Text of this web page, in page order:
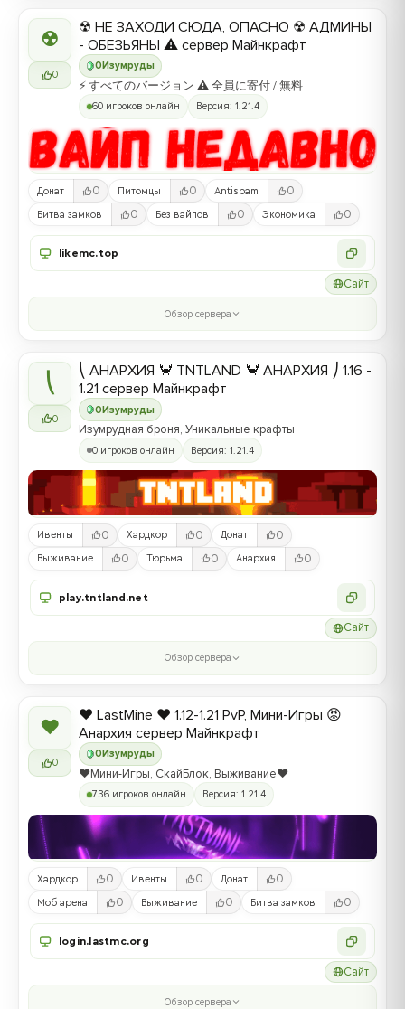
☢
0
0 Изумруды
☢ НЕ ЗАХОДИ СЮДА, ОПАСНО ☢ АДМИНЫ
- ОБЕЗЬЯНЫ ⚠ сервер Майнкрафт
⚡ すべてのバージョン ⚠ 全員に寄付 / 無料
60 игроков онлайн Версия: 1.21.4
Донат 0 Питомцы 0 Antispam 0
Битва замков 0 Без вайпов 0 Экономика 0
likemc.top
Сайт
Обзор сервера
⎝
0
0Изумруды
⎝ АНАРХИЯ 🦀 TNTLAND 🦀 АНАРХИЯ ⎠ 1.16 -
1.21 сервер Майнкрафт
Изумрудная броня, Уникальные крафты
0 игроков онлайн Версия: 1.21.4
Ивенты 0 Хардкор 0 Донат 0
Выживание 0 Тюрьма 0 Анархия 0
play.tntland.net
Сайт
Обзор сервера
❤
0
0 Изумруды
❤️ LastMine ❤️ 1.12-1.21 PvP, Мини-Игры 😡
Анархия сервер Майнкрафт
❤️Мини-Игры, СкайБлок, Выживание❤️
736 игроков онлайн Версия: 1.21.4
Хардкор 0 Ивенты 0 Донат 0
Моб арена 0 Выживание 0 Битва замков 0
login.lastmc.org
Сайт
Обзор сервера